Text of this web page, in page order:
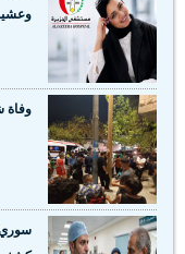
وفاة
سوري